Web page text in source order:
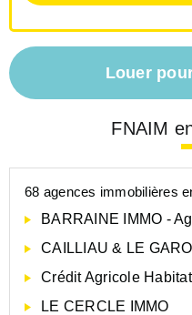
Louer
FNAIM
68 agences immobilières
BARRAINE IMMO -
CAILLIAU & LE
Crédit Agricole
LE CERCLE IMMO